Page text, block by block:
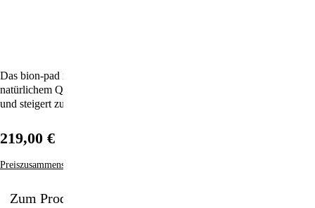
Das bion-pad ist die perfekte Symbiose aus Technologie und
natürlichem Quarzkristall, unverfälscht und rein wie die Natur selbst –
und steigert zudem Ihr Wohlbefinden!
Zum Produkt
219,00 €
Preiszusammensetzung